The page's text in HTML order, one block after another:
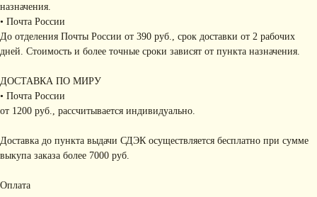
назначения.
• Почта России
До отделения Почты России от 390 руб., срок доставки от 2 рабочих
дней. Стоимость и более точные сроки зависят от пункта назначения.
ДОСТАВКА ПО МИРУ
• Почта России
от 1200 руб., рассчитывается индивидуально.
Доставка до пункта выдачи СДЭК осуществляется бесплатно при сумме
выкупа заказа более 7000 руб.
Оплата